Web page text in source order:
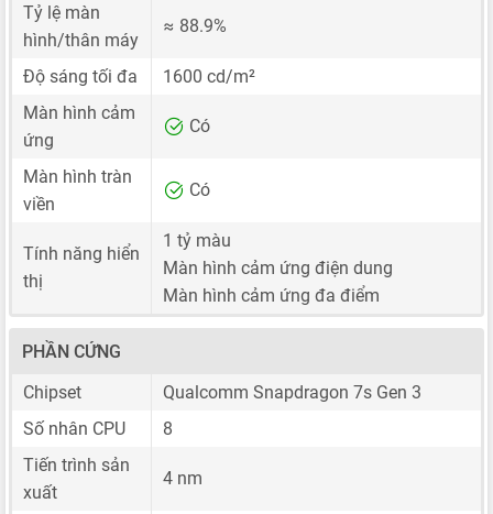
Tỷ lệ màn
hình/thân máy
≈ 88.9%
Độ sáng tối đa
1600 cd/m²
Màn hình cảm
ứng
Có
Màn hình tràn
viền
Có
Tính năng hiển
thị
1 tỷ màu
Màn hình cảm ứng điện dung
Màn hình cảm ứng đa điểm
PHẦN CỨNG
Chipset
Qualcomm Snapdragon 7s Gen 3
Số nhân CPU
8
Tiến trình sản
xuất
4 nm